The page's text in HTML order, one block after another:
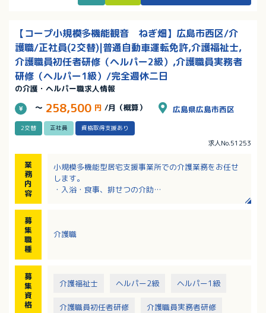
【コープ小規模多機能観音 ねぎ畑】広島市西区/介
護職/正社員(2交替)|普通自動車運転免許,介護福祉士,
介護職員初任者研修（ヘルパー2級）,介護職員実務者
研修（ヘルパー1級）/完全週休二日
の介護・ヘルパー職求人情報
～ 258,500 円 /月（概算） 広島県広島市西区
2交替 正社員 資格取得支援あり
求人No.51253
業
務
内
容
小規模多機能型居宅支援事業所での介護業務をお任せ
します。
・入浴・食事、排せつの介助
・送迎（軽車両または普通車）
募
集
職
種
介護職
募
集
資
格
介護福祉士 ヘルパー2級 ヘルパー1級
介護職員初任者研修 介護職員実務者研修